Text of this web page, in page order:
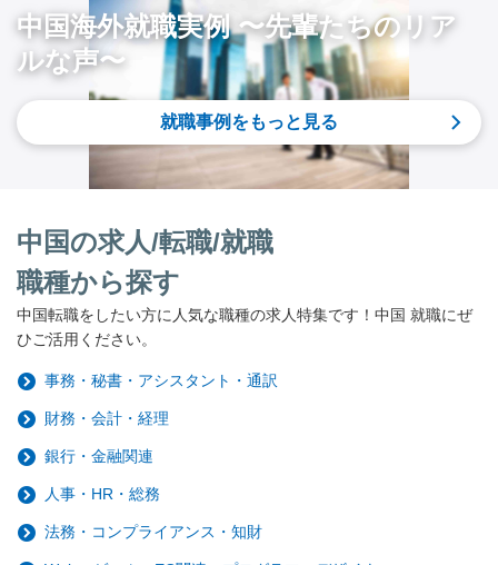
中国海外就職実例 〜先輩たちのリア
ルな声〜
就職事例をもっと見る
中国の求人/転職/就職
職種から探す
中国転職をしたい方に人気な職種の求人特集です！中国 就職にぜ
ひご活用ください。
事務・秘書・アシスタント・通訳
財務・会計・経理
銀行・金融関連
人事・HR・総務
法務・コンプライアンス・知財